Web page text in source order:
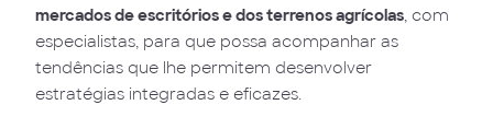
mercados de escritórios e dos terrenos agrícolas, com
especialistas, para que possa acompanhar as
tendências que lhe permitem desenvolver
estratégias integradas e eficazes.